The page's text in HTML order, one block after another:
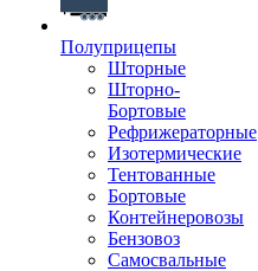
Полуприцепы
Шторные
Шторно-
Бортовые
Рефрижераторные
Изотермические
Тентованные
Бортовые
Контейнеровозы
Бензовоз
Самосвальные